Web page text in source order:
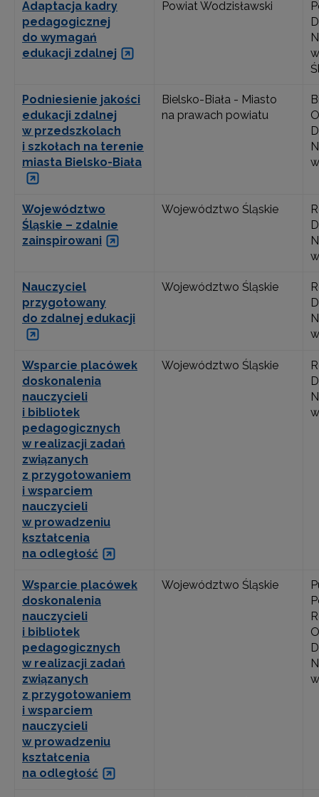
Adaptacja kadry
pedagogicznej
do wymagań
edukacji zdalnej
Powiat Wodzisławski
Podniesienie jakości
edukacji zdalnej
w przedszkolach
i szkołach na terenie
miasta Bielsko-Biała
Bielsko-Biała - Miasto
na prawach powiatu
Województwo
Śląskie – zdalnie
zainspirowani
Województwo Śląskie
Nauczyciel
przygotowany
do zdalnej edukacji
Województwo Śląskie
Wsparcie placówek
doskonalenia
nauczycieli
i bibliotek
pedagogicznych
w realizacji zadań
związanych
z przygotowaniem
i wsparciem
nauczycieli
w prowadzeniu
kształcenia
na odległość
Województwo Śląskie
Wsparcie placówek
doskonalenia
nauczycieli
i bibliotek
pedagogicznych
w realizacji zadań
związanych
z przygotowaniem
i wsparciem
nauczycieli
w prowadzeniu
kształcenia
na odległość
Województwo Śląskie